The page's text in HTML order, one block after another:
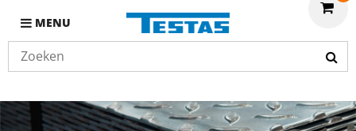
MENU